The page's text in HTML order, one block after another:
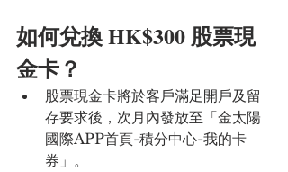
如何兌換 HK$300 股票現
金卡？
股票現金卡將於客戶滿足開戶及留
存要求後，次月內發放至「金太陽
國際APP首頁-積分中心-我的卡
券」。